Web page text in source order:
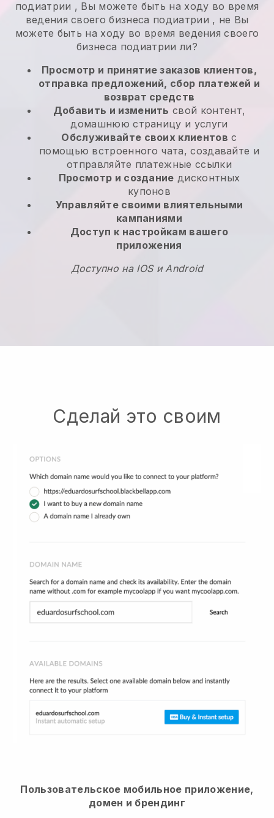
подиатрии , Вы можете быть на ходу во время
ведения своего бизнеса подиатрии , не Вы
можете быть на ходу во время ведения своего
бизнеса подиатрии ли?
Просмотр и принятие заказов клиентов,
отправка предложений, сбор платежей и
возврат средств
Добавить и изменить свой контент,
домашнюю страницу и услуги
Обслуживайте своих клиентов с
помощью встроенного чата, создавайте и
отправляйте платежные ссылки
Просмотр и создание дисконтных
купонов
Управляйте своими влиятельными
кампаниями
Доступ к настройкам вашего
приложения
Доступно на IOS и Android
Сделай это своим
Пользовательское мобильное приложение,
домен и брендинг